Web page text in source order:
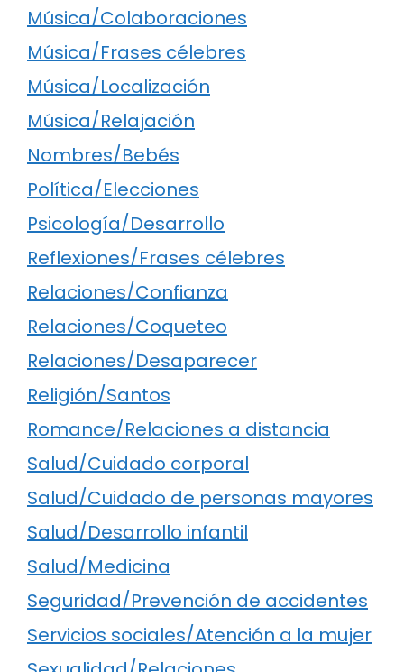
Música/Colaboraciones
Música/Frases célebres
Música/Localización
Música/Relajación
Nombres/Bebés
Política/Elecciones
Psicología/Desarrollo
Reflexiones/Frases célebres
Relaciones/Confianza
Relaciones/Coqueteo
Relaciones/Desaparecer
Religión/Santos
Romance/Relaciones a distancia
Salud/Cuidado corporal
Salud/Cuidado de personas mayores
Salud/Desarrollo infantil
Salud/Medicina
Seguridad/Prevención de accidentes
Servicios sociales/Atención a la mujer